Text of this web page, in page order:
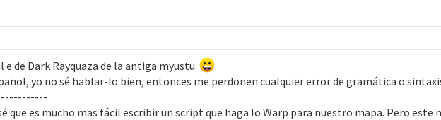
de Dark Rayquaza de la antiga myustu.
yo no sé hablar-lo bien, entonces me perdonen cualquier error de gramática o
que es mucho mas fácil escribir un script que haga lo Warp para nuestro mapa. Pero este